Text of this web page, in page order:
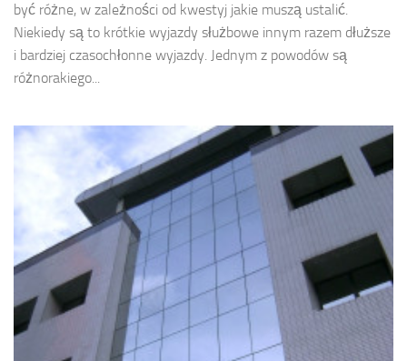
być różne, w zależności od kwestyj jakie muszą ustalić.
Niekiedy są to krótkie wyjazdy służbowe innym razem dłuższe
i bardziej czasochłonne wyjazdy. Jednym z powodów są
różnorakiego...